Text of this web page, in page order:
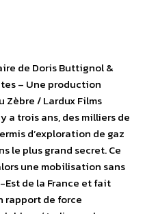
de Doris Buttignol &
– Une production
Zèbre / Lardux Films
a trois ans, des milliers de
d’exploration de gaz
le plus grand secret. Ce
une mobilisation sans
de la France et fait
rapport de force